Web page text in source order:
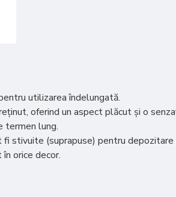
utilizarea îndelungată.
oferind un aspect plăcut și o
termen lung.
fi stivuite (suprapuse) pentru
orice decor.